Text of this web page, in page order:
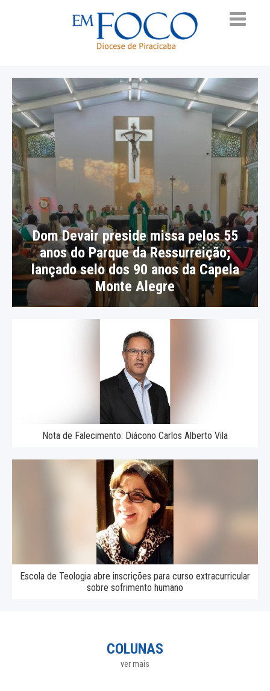
Dom Devair preside missa pelos 55
anos do Parque da Ressurreição;
lançado selo dos 90 anos da Capela
Monte Alegre
Nota de Falecimento: Diácono Carlos Alberto Vila
Escola de Teologia abre inscrições para curso extracurricular
sobre sofrimento humano
COLUNAS
ver mais